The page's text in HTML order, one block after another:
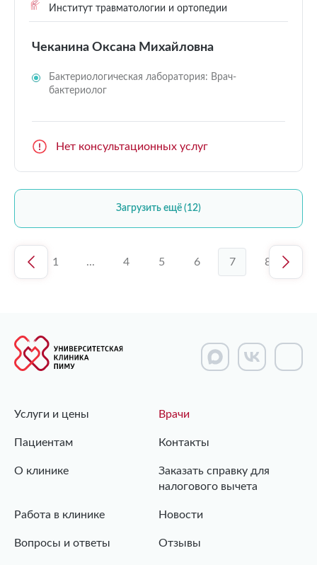
Институт травматологии и ортопедии
Чеканина Оксана Михайловна
Бактериологическая лаборатория: Врач-
бактериолог
Нет консультационных услуг
Загрузить ещё (12)
1 ... 4 5 6 7 8
Услуги и цены Врачи
Пациентам Контакты
О клинике
Заказать справку для
налогового вычета
Работа в клинике Новости
Вопросы и ответы Отзывы